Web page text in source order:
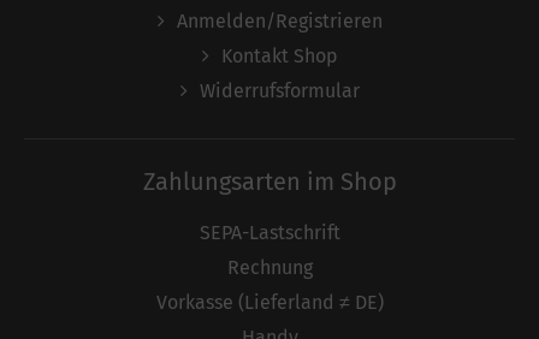
Anmelden/Registrieren
Kontakt Shop
Widerrufsformular
Zahlungsarten im Shop
SEPA-Lastschrift
Rechnung
Vorkasse (Lieferland ≠ DE)